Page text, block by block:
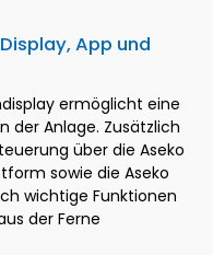
App und
ermöglicht eine
der Anlage. Zusätzlich
über die Aseko
sowie die Aseko
wichtige Funktionen
der Ferne